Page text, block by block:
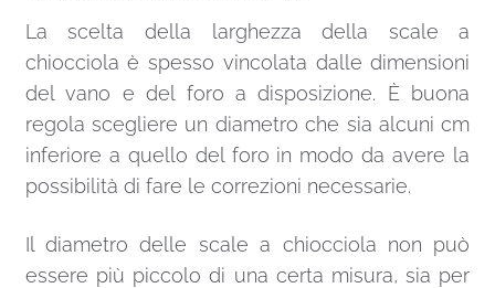
La scelta della larghezza della scale a
chiocciola è spesso vincolata dalle dimensioni
del vano e del foro a disposizione. È buona
regola scegliere un diametro che sia alcuni cm
inferiore a quello del foro in modo da avere la
possibilità di fare le correzioni necessarie.
Il diametro delle scale a chiocciola non può
essere più piccolo di una certa misura, sia per